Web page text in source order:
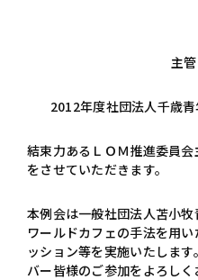
主
2012年度社団法人千歳
結束力あるＬＯＭ推進委員
をさせていただきます。
本例会は一般社団法人苫小牧
ワールドカフェの手法を用
ッション等を実施いたしま
バー皆様のご参加をよろしく